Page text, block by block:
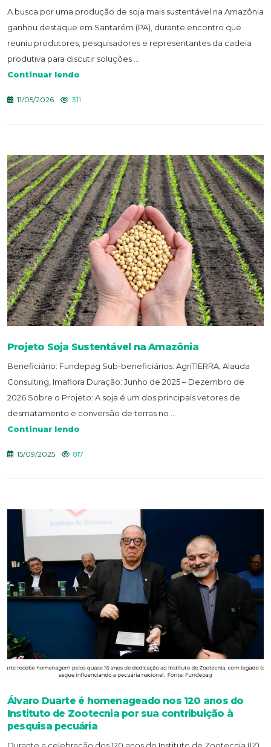
A busca por uma produção de soja mais sustentável na Amazônia
ganhou destaque em Santarém (PA), durante encontro que
reuniu produtores, pesquisadores e representantes da cadeia
produtiva para discutir soluções ...
Continuar lendo
11/05/2026 311
Projeto Soja Sustentável na Amazônia
Beneficiário: Fundepag Sub-beneficiários: AgriTIERRA, Alauda
Consulting, Imaflora Duração: Junho de 2025 – Dezembro de
2026 Sobre o Projeto: A soja é um dos principais vetores de
desmatamento e conversão de terras no ...
Continuar lendo
15/09/2025 817
Álvaro Duarte é homenageado nos 120 anos do
Instituto de Zootecnia por sua contribuição à
pesquisa pecuária